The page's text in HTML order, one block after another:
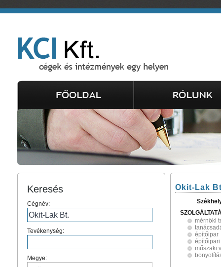
Keresés
Cégnév:
Tevékenység:
Megye:
Okit-Lak
mérnöki
építőipar
műszaki